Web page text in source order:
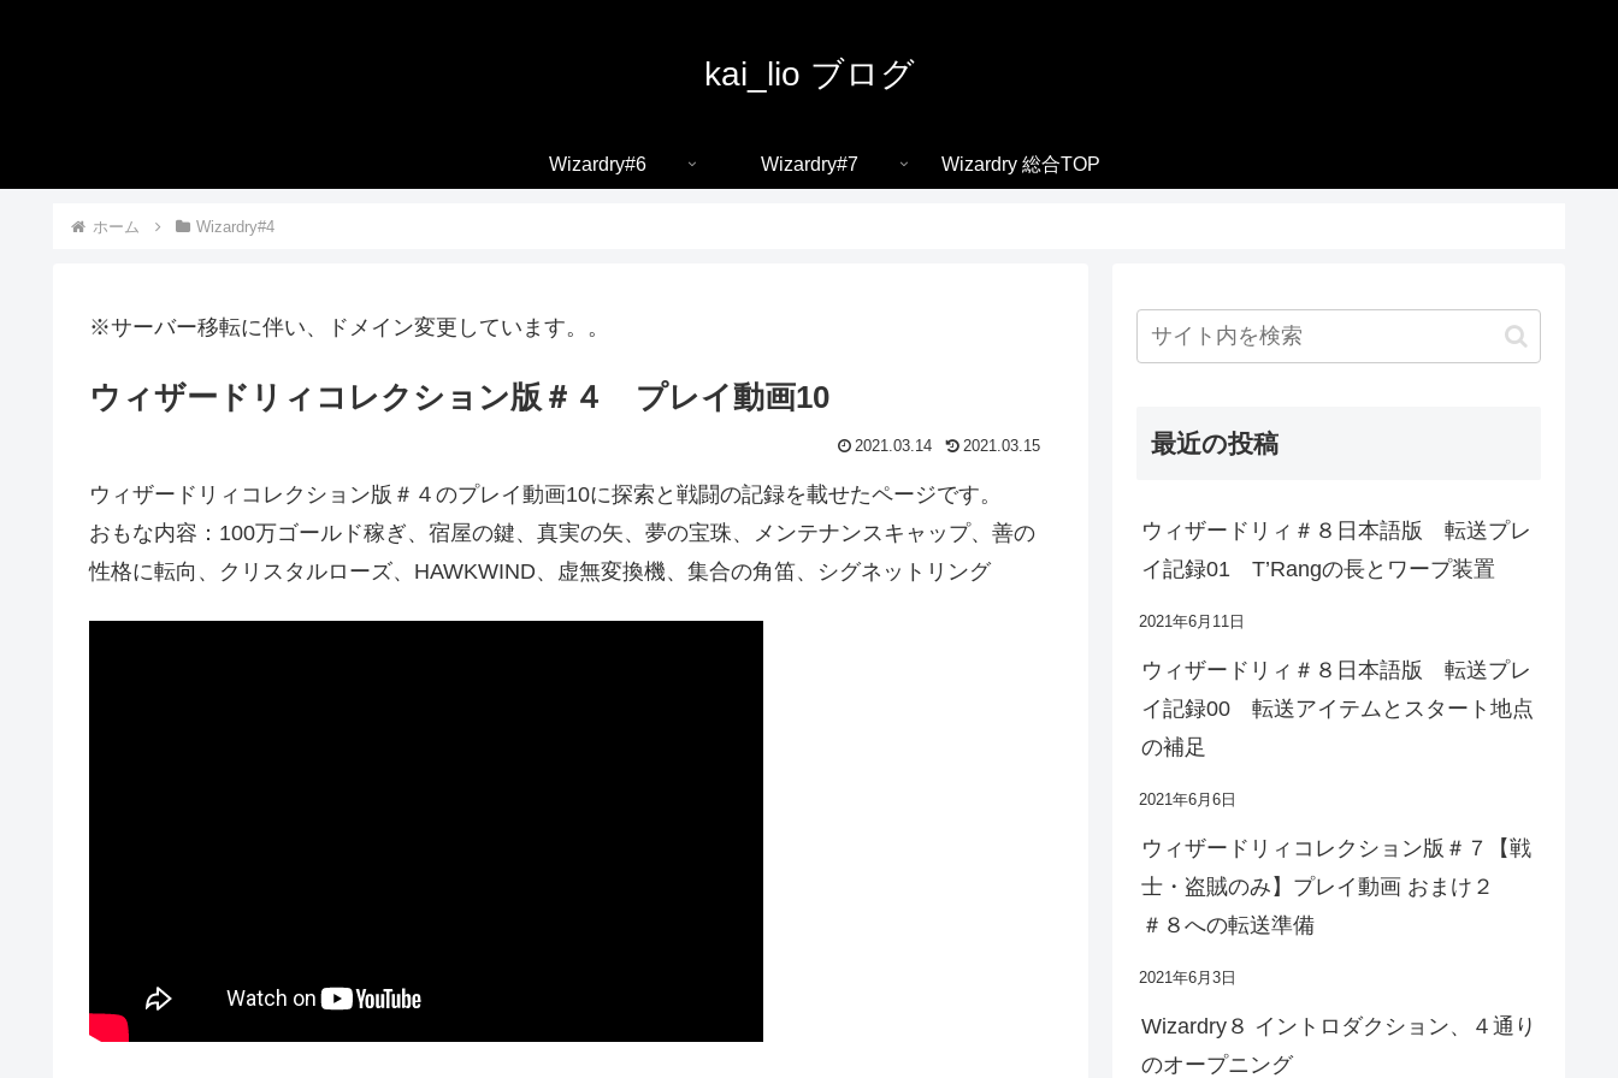
kai_lio ブログ
Wizardry#6 Wizardry#7 Wizardry 総合TOP
ホーム Wizardry#4
※サーバー移転に伴い、ドメイン変更しています。。
ウィザードリィコレクション版＃４ プレイ動画10
2021.03.14 2021.03.15
ウィザードリィコレクション版＃４のプレイ動画10に探索と戦闘の記録を載せたページです。
おもな内容：100万ゴールド稼ぎ、宿屋の鍵、真実の矢、夢の宝珠、メンテナンスキャップ、善の
性格に転向、クリスタルローズ、HAWKWIND、虚無変換機、集合の角笛、シグネットリング
最近の投稿
ウィザードリィ＃８日本語版 転送プレ
イ記録01 T’Rangの長とワープ装置
2021年6月11日
ウィザードリィ＃８日本語版 転送プレ
イ記録00 転送アイテムとスタート地点
の補足
2021年6月6日
ウィザードリィコレクション版＃７【戦
士・盗賊のみ】プレイ動画 おまけ２
＃８への転送準備
2021年6月3日
Wizardry８ イントロダクション、４通り
のオープニング